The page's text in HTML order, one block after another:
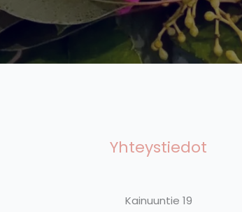
Yhteystiedot
Kainuuntie 19